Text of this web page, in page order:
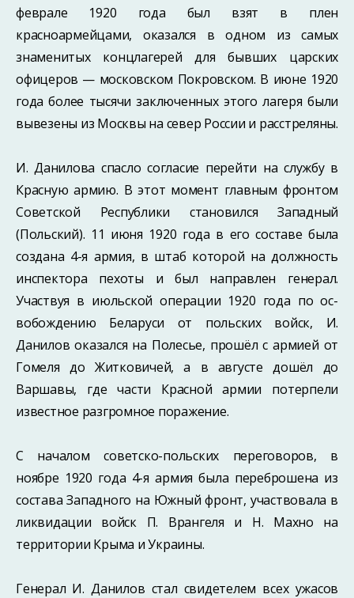
феврале 1920 года был взят в плен
красноармейцами, оказался в одном из самых
знаменитых концлагерей для бывших царских
офицеров — московском Покровском. В июне 1920
года более тысячи заключенных этого лагеря были
вывезены из Москвы на север России и расстреляны.
И. Данилова спасло согласие перейти на службу в
Красную армию. В этот момент главным фронтом
Советской Республики становился Западный
(Польский). 11 июня 1920 года в его составе была
создана 4-я армия, в штаб которой на должность
инспек­тора пехоты и был направлен генерал.
Участвуя в июльской операции 1920 года по ос­
вобождению Беларуси от польских войск, И.
Данилов оказался на Полесье, прошёл с армией от
Гомеля до Житковичей, а в августе дошёл до
Варшавы, где части Крас­ной армии потерпели
известное разгромное поражение.
С началом советско-польских переговоров, в
ноябре 1920 года 4-я армия была переброшена из
состава Западного на Южный фронт, участвовала в
ликвида­ции войск П. Врангеля и Н. Махно на
территории Крыма и Украины.
Генерал И. Данилов стал свидетелем всех ужасов